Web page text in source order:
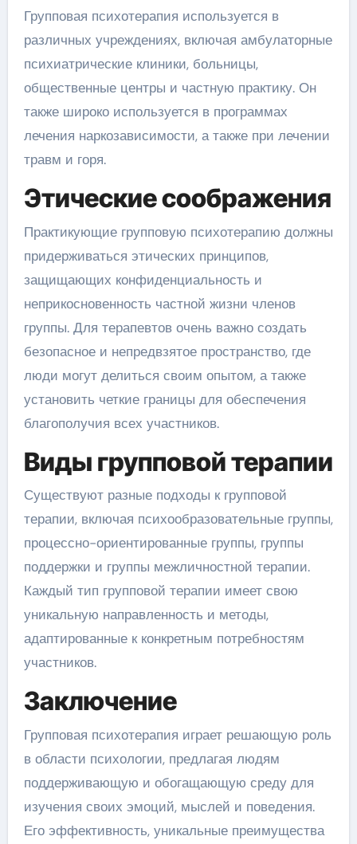
Групповая психотерапия используется в
различных учреждениях, включая амбулаторные
психиатрические клиники, больницы,
общественные центры и частную практику. Он
также широко используется в программах
лечения наркозависимости, а также при лечении
травм и горя.
Этические соображения
Практикующие групповую психотерапию должны
придерживаться этических принципов,
защищающих конфиденциальность и
неприкосновенность частной жизни членов
группы. Для терапевтов очень важно создать
безопасное и непредвзятое пространство, где
люди могут делиться своим опытом, а также
установить четкие границы для обеспечения
благополучия всех участников.
Виды групповой терапии
Существуют разные подходы к групповой
терапии, включая психообразовательные группы,
процессно-ориентированные группы, группы
поддержки и группы межличностной терапии.
Каждый тип групповой терапии имеет свою
уникальную направленность и методы,
адаптированные к конкретным потребностям
участников.
Заключение
Групповая психотерапия играет решающую роль
в области психологии, предлагая людям
поддерживающую и обогащающую среду для
изучения своих эмоций, мыслей и поведения.
Его эффективность, уникальные преимущества